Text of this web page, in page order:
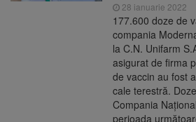
28 ianuarie 2022
177.600 doze de
compania
la C.N. Unifarm
asigurat de firma
de vaccin au fost
cale terestră.
Compania
perioada